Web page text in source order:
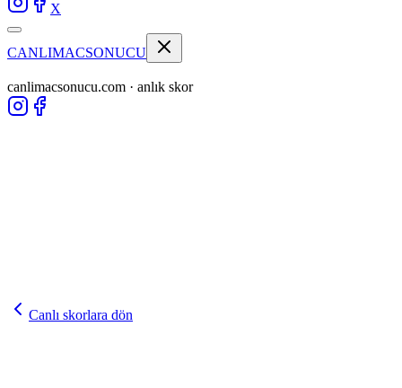
X
CANLIMACSONUCU
canlimacsonucu.com · anlık skor
Canlı skorlara dön